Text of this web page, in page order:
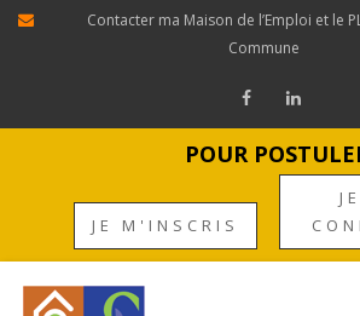
Contacter ma Maison de l’Emploi et le
Commune
POUR
JE M'INSCRIS